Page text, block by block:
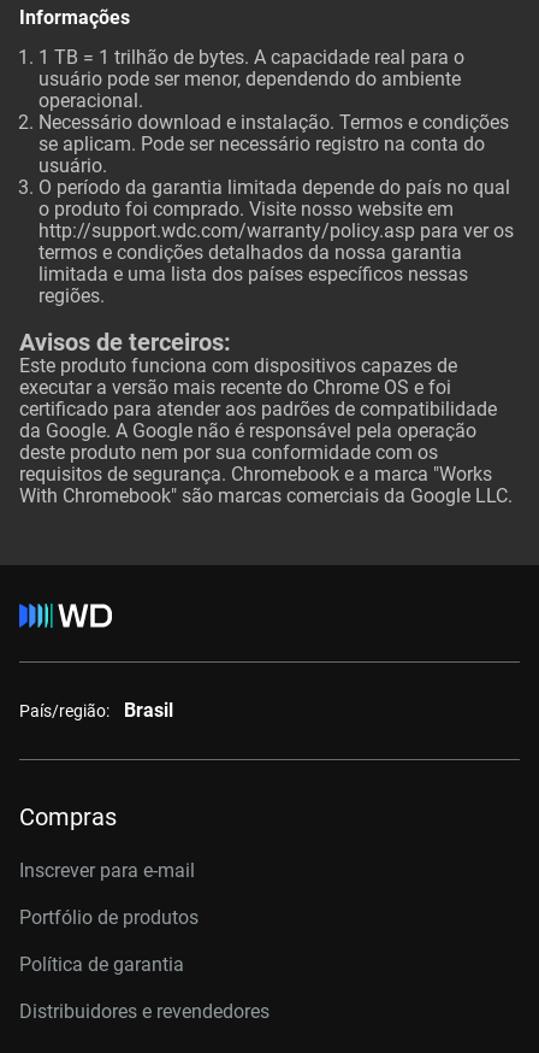
Informações
1 TB = 1 trilhão de bytes. A capacidade real para o
usuário pode ser menor, dependendo do ambiente
operacional.
Necessário download e instalação. Termos e condições
se aplicam. Pode ser necessário registro na conta do
usuário.
O período da garantia limitada depende do país no qual
o produto foi comprado. Visite nosso website em
http://support.wdc.com/warranty/policy.asp para ver os
termos e condições detalhados da nossa garantia
limitada e uma lista dos países específicos nessas
regiões.
Avisos de terceiros:
Este produto funciona com dispositivos capazes de
executar a versão mais recente do Chrome OS e foi
certificado para atender aos padrões de compatibilidade
da Google. A Google não é responsável pela operação
deste produto nem por sua conformidade com os
requisitos de segurança. Chromebook e a marca "Works
With Chromebook" são marcas comerciais da Google LLC.
País/região: Brasil
Compras
Inscrever para e-mail
Portfólio de produtos
Política de garantia
Distribuidores e revendedores